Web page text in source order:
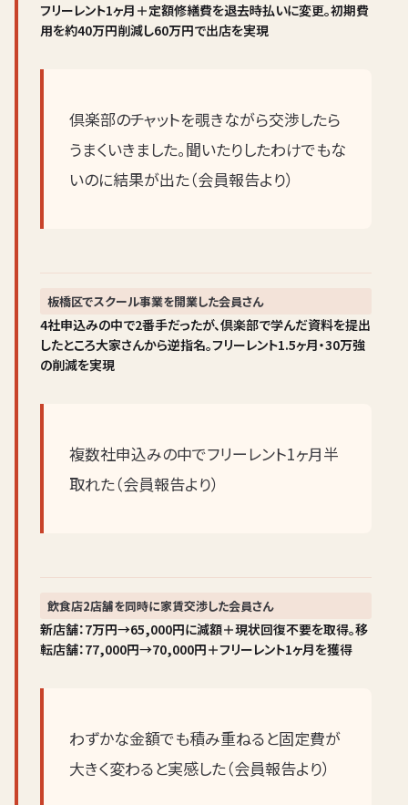
フリーレント1ヶ月＋定額修繕費を退去時払いに変更。初期費
用を約40万円削減し60万円で出店を実現
倶楽部のチャットを覗きながら交渉したら
うまくいきました。聞いたりしたわけでもな
いのに結果が出た（会員報告より）
板橋区でスクール事業を開業した会員さん
4社申込みの中で2番手だったが、倶楽部で学んだ資料を提出
したところ大家さんから逆指名。フリーレント1.5ヶ月・30万強
の削減を実現
複数社申込みの中でフリーレント1ヶ月半
取れた（会員報告より）
飲食店2店舗を同時に家賃交渉した会員さん
新店舗：7万円→65,000円に減額＋現状回復不要を取得。移
転店舗：77,000円→70,000円＋フリーレント1ヶ月を獲得
わずかな金額でも積み重ねると固定費が
大きく変わると実感した（会員報告より）